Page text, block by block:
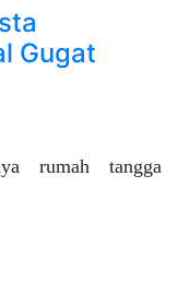
Gugat
rumah tangga